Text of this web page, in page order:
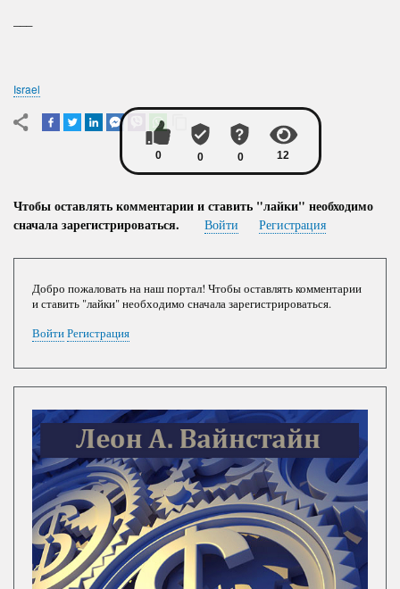
Israel
Чтобы оставлять комментарии и ставить "лайки" необходимо
сначала зарегистрироваться.
Войти Регистрация
Добро пожаловать на наш портал! Чтобы оставлять комментарии
и ставить "лайки" необходимо сначала зарегистрироваться.
ВойтиРегистрация